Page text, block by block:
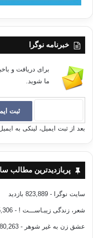
خبرنامه نوگرا
برای دریافت و
ما شوید.
بعد از ثبت ایمیل، لینکی به
پربازدیدترین مطالب
سایت نوگرا - 823,889 بازدید
شعر، زندگی زیبـاســـت ! - 485,306 بازدید
عشق زن به غیر شوهر - 280,263 بازدید